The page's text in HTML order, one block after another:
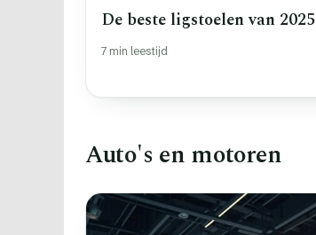
De beste ligstoelen van 2025
7 min leestijd
Auto's en motoren